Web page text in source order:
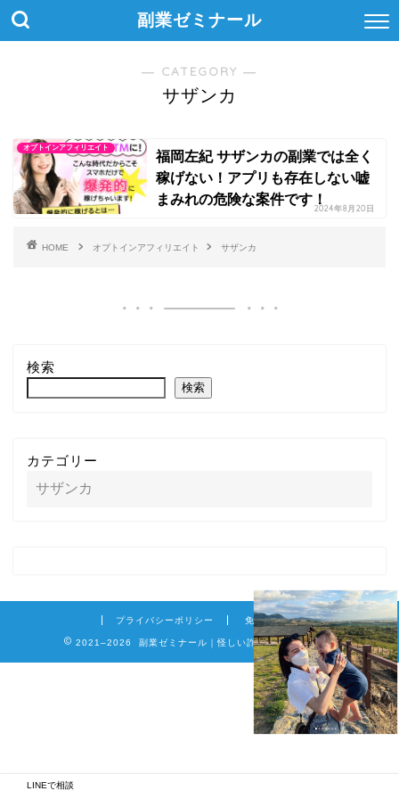
副業ゼミナール
― CATEGORY ―
サザンカ
オプトインアフィリエイト
福岡左紀 サザンカの副業では全く
稼げない！アプリも存在しない嘘
まみれの危険な案件です！
2024年8月20日
HOME オプトインアフィリエイト サザンカ
検索
検索
カテゴリー
プライバシーポリシー 免責事項
2021–2026 副業ゼミナール｜怪しい詐欺副業を徹底調査
LINEで相談